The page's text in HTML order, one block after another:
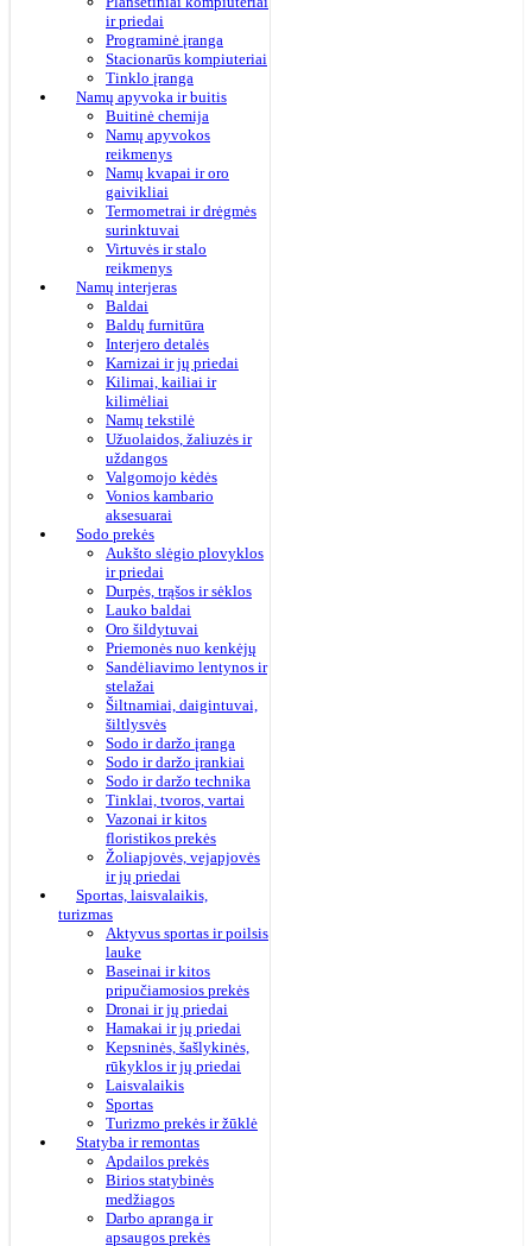
ir priedai
Programinė įranga
Stacionarūs kompiuteriai
Tinklo įranga
Namų apyvoka ir buitis
Buitinė chemija
Namų apyvokos
reikmenys
Namų kvapai ir oro
gaivikliai
Termometrai ir drėgmės
surinktuvai
Virtuvės ir stalo
reikmenys
Namų interjeras
Baldai
Baldų furnitūra
Interjero detalės
Karnizai ir jų priedai
Kilimai, kailiai ir
kilimėliai
Namų tekstilė
Užuolaidos, žaliuzės ir
uždangos
Valgomojo kėdės
Vonios kambario
aksesuarai
Sodo prekės
Aukšto slėgio plovyklos
ir priedai
Durpės, trąšos ir sėklos
Lauko baldai
Oro šildytuvai
Priemonės nuo kenkėjų
Sandėliavimo lentynos ir
stelažai
Šiltnamiai, daigintuvai,
šiltlysvės
Sodo ir daržo įranga
Sodo ir daržo įrankiai
Sodo ir daržo technika
Tinklai, tvoros, vartai
Vazonai ir kitos
floristikos prekės
Žoliapjovės, vejapjovės
ir jų priedai
Sportas, laisvalaikis,
turizmas
Aktyvus sportas ir poilsis
lauke
Baseinai ir kitos
pripučiamosios prekės
Dronai ir jų priedai
Hamakai ir jų priedai
Kepsninės, šašlykinės,
rūkyklos ir jų priedai
Laisvalaikis
Sportas
Turizmo prekės ir žūklė
Statyba ir remontas
Apdailos prekės
Birios statybinės
medžiagos
Darbo apranga ir
apsaugos prekės